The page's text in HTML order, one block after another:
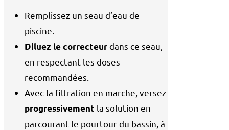
Remplissez un seau d’eau de
piscine.
Diluez le correcteurdans ce seau,
en respectant les doses
recommandées.
Avec la filtration en marche, versez
progressivement la solution en
parcourant le pourtour du bassin, à